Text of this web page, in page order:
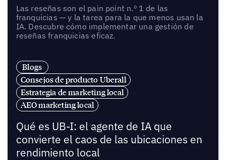
Las reseñas son el pain point n.º 1 de las
franquicias — y la tarea para la que menos usan la
IA. Descubre cómo implementar una gestión de
reseñas franquicias eficaz.
Blogs
Consejos de producto Uberall
Estrategia de marketing local
AEO marketing local
Qué es UB-I: el agente de IA que
convierte el caos de las ubicaciones en
rendimiento local